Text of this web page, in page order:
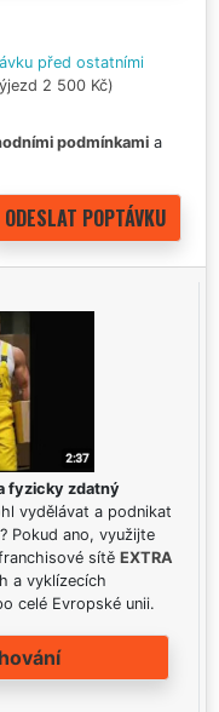
před ostatními
2 500 Kč)
podmínkami a
fyzicky zdatný
vydělávat a podnikat
Pokud ano, využijte
sítě EXTRA
a vyklízecích
celé Evropské unii.